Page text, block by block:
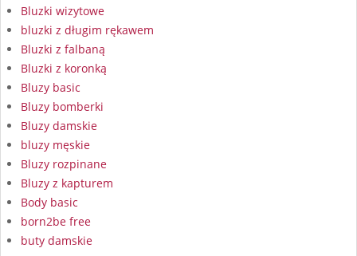
Bluzki wizytowe
bluzki z długim rękawem
Bluzki z falbaną
Bluzki z koronką
Bluzy basic
Bluzy bomberki
Bluzy damskie
bluzy męskie
Bluzy rozpinane
Bluzy z kapturem
Body basic
born2be free
buty damskie